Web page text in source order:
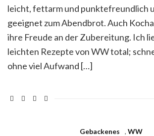
leicht, fettarm und punktefreundlich
geeignet zum Abendbrot. Auch
ihre Freude an der Zubereitung. Ich
leichten Rezepte von WW total;
ohne viel Aufwand […]
Gebackenes , WW